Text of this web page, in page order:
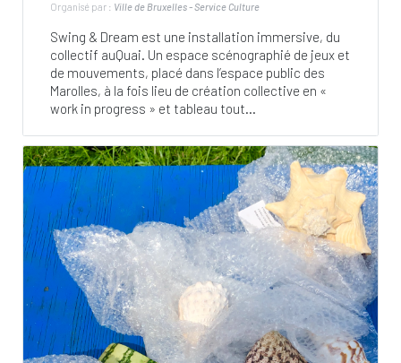
Organisé par : Ville de Bruxelles - Service Culture
Swing & Dream est une installation immersive, du
collectif auQuai. Un espace scénographié de jeux et
de mouvements, placé dans l’espace public des
Marolles, à la fois lieu de création collective en «
work in progress » et tableau tout...